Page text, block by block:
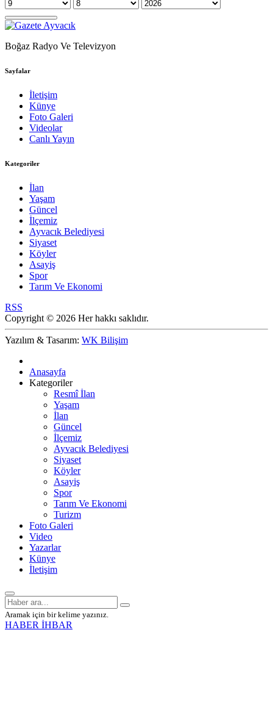
Boğaz Radyo Ve Televizyon
Sayfalar
İletişim
Künye
Foto Galeri
Videolar
Canlı Yayın
Kategoriler
İlan
Yaşam
Güncel
İlçemiz
Ayvacık Belediyesi
Siyaset
Köyler
Asayiş
Spor
Tarım Ve Ekonomi
RSS
Copyright © 2026 Her hakkı saklıdır.
Yazılım & Tasarım: WK Bilişim
Anasayfa
Kategoriler
Resmî İlan
Yaşam
İlan
Güncel
İlçemiz
Ayvacık Belediyesi
Siyaset
Köyler
Asayiş
Spor
Tarım Ve Ekonomi
Turizm
Foto Galeri
Video
Yazarlar
Künye
İletişim
Aramak için bir kelime yazınız.
HABER İHBAR